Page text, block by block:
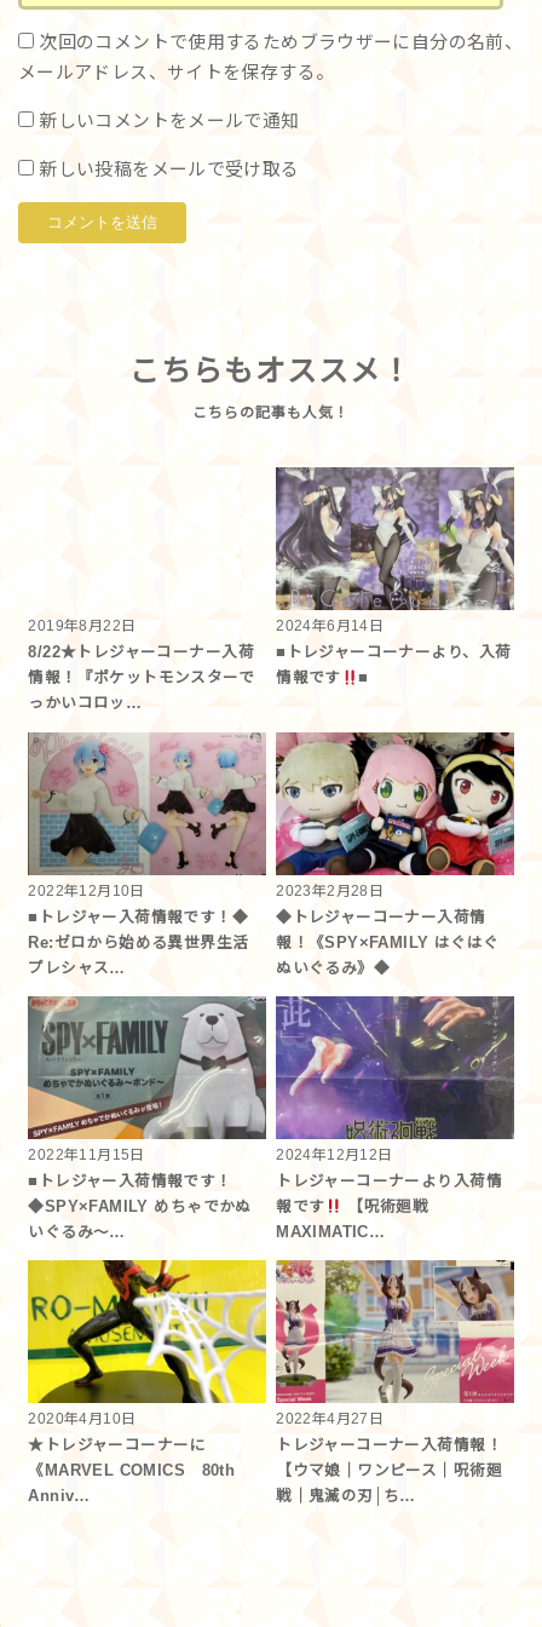
次回のコメントで使用するためブラウザーに自分の名前、
メールアドレス、サイトを保存する。
新しいコメントをメールで通知
新しい投稿をメールで受け取る
こちらもオススメ！
2019年8月22日
8/22★トレジャーコーナー入荷
情報！『ポケットモンスターで
っかいコロッ…
2024年6月14日
■トレジャーコーナーより、入荷
情報です
■
2022年12月10日
■トレジャー入荷情報です！◆
Re:ゼロから始める異世界生活
プレシャス…
2023年2月28日
◆トレジャーコーナー入荷情
報！《SPY×FAMILY はぐはぐ
ぬいぐるみ》◆
2022年11月15日
■トレジャー入荷情報です！
◆SPY×FAMILY めちゃでかぬ
いぐるみ～…
2024年12月12日
トレジャーコーナーより入荷情
報です
【呪術廻戦
MAXIMATIC…
2020年4月10日
★トレジャーコーナーに
《MARVEL COMICS 80th
Anniv…
2022年4月27日
トレジャーコーナー入荷情報！
【ウマ娘｜ワンピース｜呪術廻
戦｜鬼滅の刃│ち…